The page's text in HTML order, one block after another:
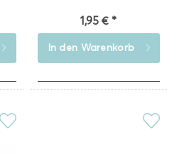
1,95 € *
In den Warenkorb